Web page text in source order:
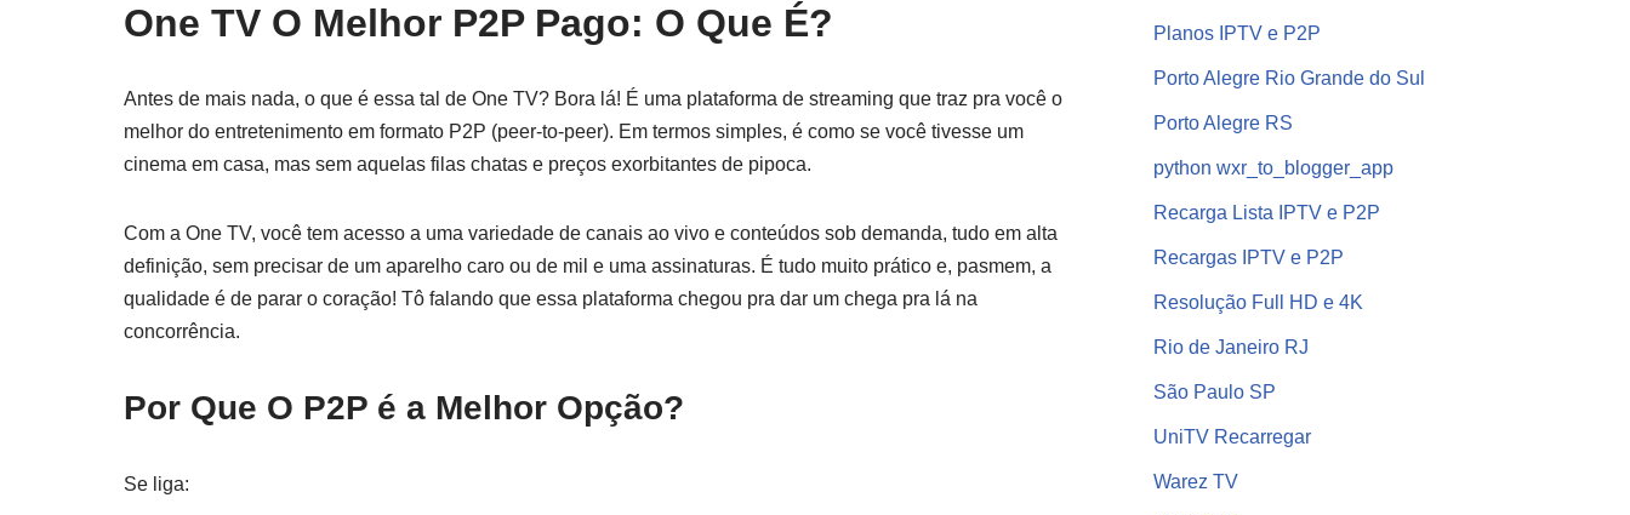
One TV O Melhor P2P Pago: O Que É?
Antes de mais nada, o que é essa tal de One TV? Bora lá! É uma plataforma de streaming que traz pra você o
melhor do entretenimento em formato P2P (peer-to-peer). Em termos simples, é como se você tivesse um
cinema em casa, mas sem aquelas filas chatas e preços exorbitantes de pipoca.
Com a One TV, você tem acesso a uma variedade de canais ao vivo e conteúdos sob demanda, tudo em alta
definição, sem precisar de um aparelho caro ou de mil e uma assinaturas. É tudo muito prático e, pasmem, a
qualidade é de parar o coração! Tô falando que essa plataforma chegou pra dar um chega pra lá na
concorrência.
Por Que O P2P é a Melhor Opção?
Se liga:
Planos IPTV e P2P
Porto Alegre Rio Grande do Sul
Porto Alegre RS
python wxr_to_blogger_app
Recarga Lista IPTV e P2P
Recargas IPTV e P2P
Resolução Full HD e 4K
Rio de Janeiro RJ
São Paulo SP
UniTV Recarregar
Warez TV